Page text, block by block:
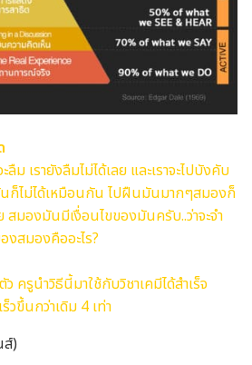
ลืม เรายังลืมไม่ได้เลย และเราจะไปบังคับ
นก็ไม่ได้เหมือนกัน ไปฝืนมันมากๆสมองก็
สมองมันมีเงื่อนไขของมันครับ..ว่าจะจำ
งสมองคืออะไร?
ว ครูนำวิธีนี้มาใช้กับวิชาเคมีได้สำเร็จ
วขึ้นกว่าเดิม 4 เท่า
)